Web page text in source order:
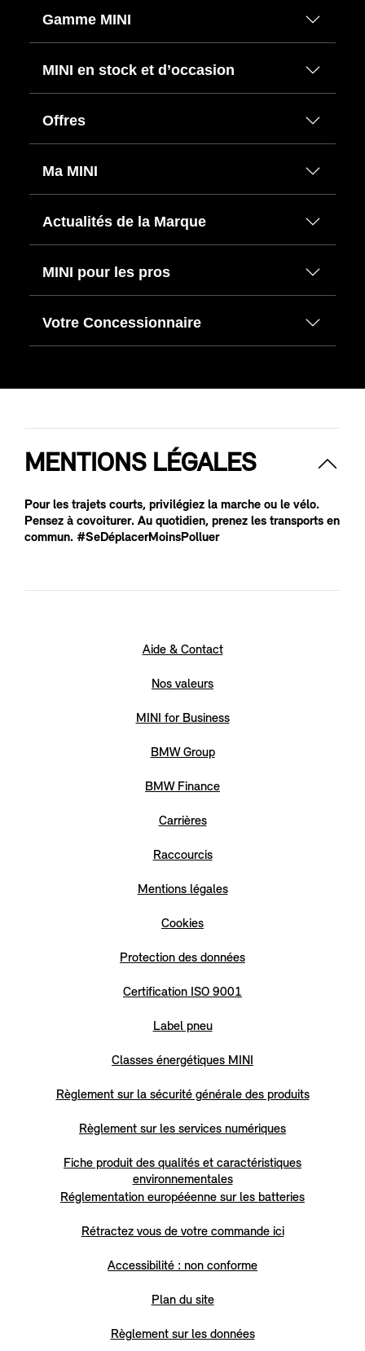
Gamme MINI
MINI en stock et d’occasion
Offres
Ma MINI
Actualités de la Marque
MINI pour les pros
Votre Concessionnaire
MENTIONS LÉGALES
Pour les trajets courts, privilégiez la marche ou le vélo.
Pensez à covoiturer. Au quotidien, prenez les transports en
commun. #SeDéplacerMoinsPolluer
Aide & Contact
Nos valeurs
MINI for Business
BMW Group
BMW Finance
Carrières
Raccourcis
Mentions légales
Cookies
Protection des données
Certification ISO 9001
Label pneu
Classes énergétiques MINI
Règlement sur la sécurité générale des produits
Règlement sur les services numériques
Fiche produit des qualités et caractéristiques
environnementales
Réglementation europééenne sur les batteries
Rétractez vous de votre commande ici
Accessibilité : non conforme
Plan du site
Règlement sur les données